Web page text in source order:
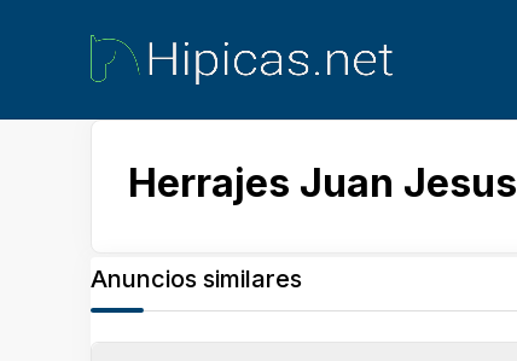
Herrajes Juan Jesus
Anuncios similares